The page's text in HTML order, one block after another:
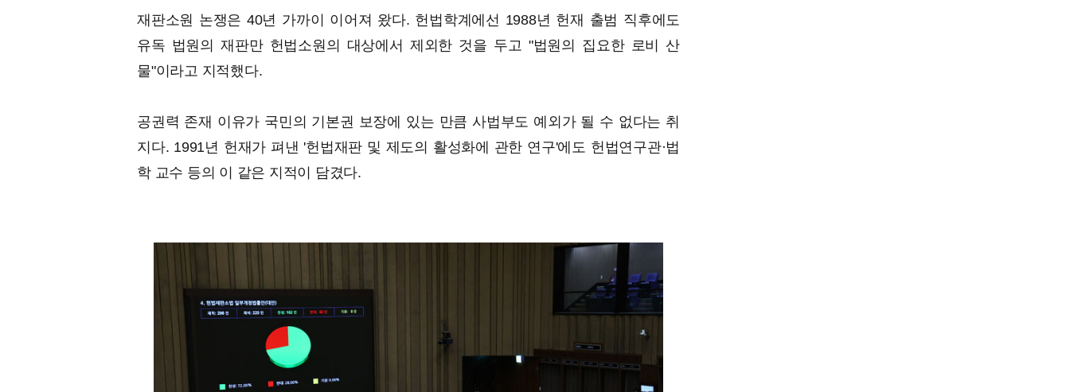
재판소원 논쟁은 40년 가까이 이어져 왔다. 헌법학계에선 1988년 헌재 출범 직후에도
유독 법원의 재판만 헌법소원의 대상에서 제외한 것을 두고 "법원의 집요한 로비 산
물"이라고 지적했다.
공권력 존재 이유가 국민의 기본권 보장에 있는 만큼 사법부도 예외가 될 수 없다는 취
지다. 1991년 헌재가 펴낸 '헌법재판 및 제도의 활성화에 관한 연구'에도 헌법연구관·법
학 교수 등의 이 같은 지적이 담겼다.